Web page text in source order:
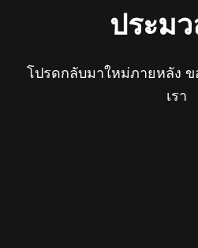
ประม
โปรดกลับมาใหม่ภายหลัง
เรา